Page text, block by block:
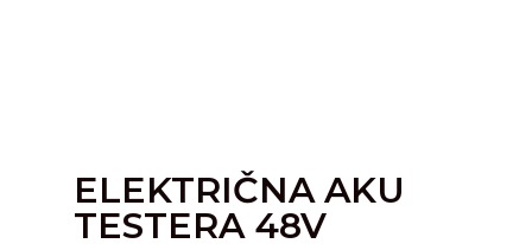
ELEKTRIČNA AKU
TESTERA 48V